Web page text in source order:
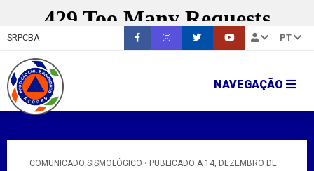
SRPCBA PT
NAVEGAÇÃO
COMUNICADO SISMOLÓGICO • PUBLICADO A 14, DEZEMBRO DE